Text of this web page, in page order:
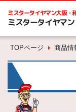
ミスタータイヤマン大阪・
ミスタータイヤマ
TOPページ 商品情